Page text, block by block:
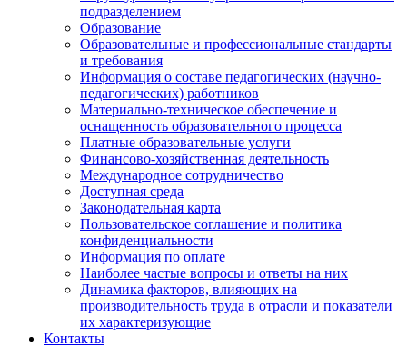
подразделением
Образование
Образовательные и профессиональные стандарты
и требования
Информация о составе педагогических (научно-
педагогических) работников
Материально-техническое обеспечение и
оснащенность образовательного процесса
Платные образовательные услуги
Финансово-хозяйственная деятельность
Международное сотрудничество
Доступная среда
Законодательная карта
Пользовательское соглашение и политика
конфиденциальности
Информация по оплате
Наиболее частые вопросы и ответы на них
Динамика факторов, влияющих на
производительность труда в отрасли и показатели
их характеризующие
Контакты